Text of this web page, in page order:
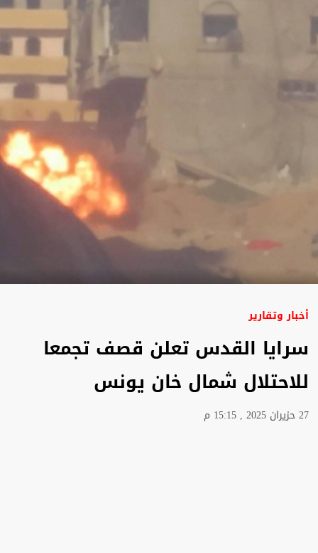
أخبار وتقارير
سرايا القدس تعلن قصف تجمعا
للاحتلال شمال خان يونس
27 حزيران 2025 , 15:15 م